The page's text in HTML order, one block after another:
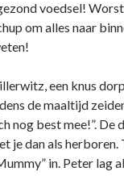
voedsel!
om alles naar
een knus
de maaltijd
nog best mee!”. De
je dan als herboren.
in. Peter lag